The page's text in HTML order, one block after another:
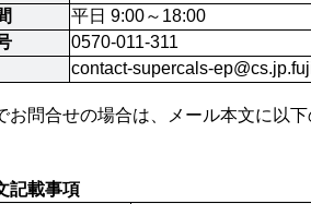
平日 9:00～18:00
0570-011-311
contact-supercals-
お問合せの場合は、メール本文に以
記載事項